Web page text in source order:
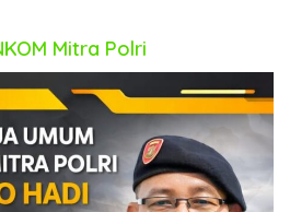
Mitra Polri